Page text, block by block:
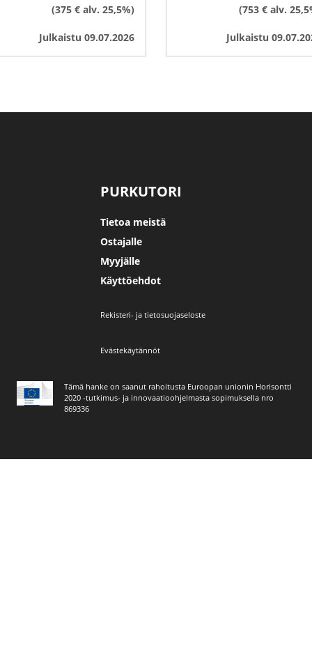
(375 € alv. 25,5%)
Julkaistu 09.07.2026
(753 € alv.
Julkaistu
PURKUTORI
Tietoa meistä
Ostajalle
Myyjälle
Käyttöehdot
Tämä hanke on saanut rahoitusta Euroopan unionin Horisontti
2020 -tutkimus- ja innovaatioohjelmasta sopimuksella nro
869336
Rekisteri- ja tietosuojaseloste
Evästekäytännöt